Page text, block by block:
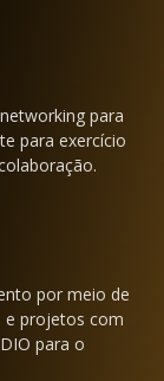
para
para exercício
por meio de
e projetos com
para o